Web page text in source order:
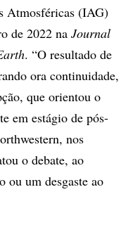
Atmosféricas (IAG)
de 2022 na Journal
. “O resultado de
ora continuidade,
que orientou o
em estágio de pós-
nos
o debate, ao
ou um desgaste ao